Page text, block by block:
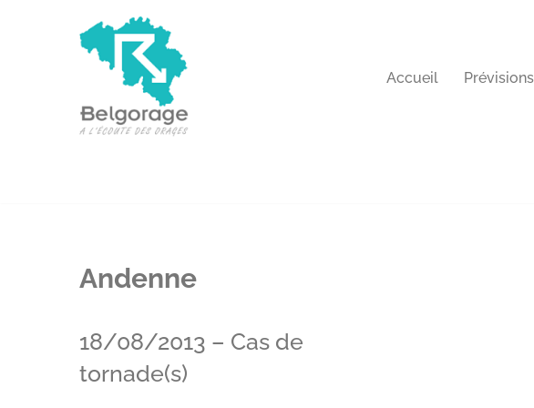
Accueil Prévisions
Andenne
18/08/2013 – Cas de
tornade(s)